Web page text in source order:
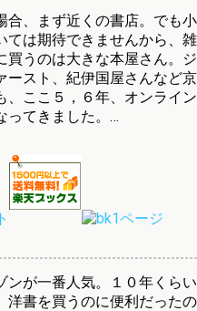
、まず近くの書店。でも小
ては期待できませんから、雑
買うのは大きな本屋さん。ジ
ースト、紀伊国屋さんなど京
、ここ５，６年、オンライン
ってきました。…
ンが一番人気。１０年くらい
洋書を買うのに便利だったの